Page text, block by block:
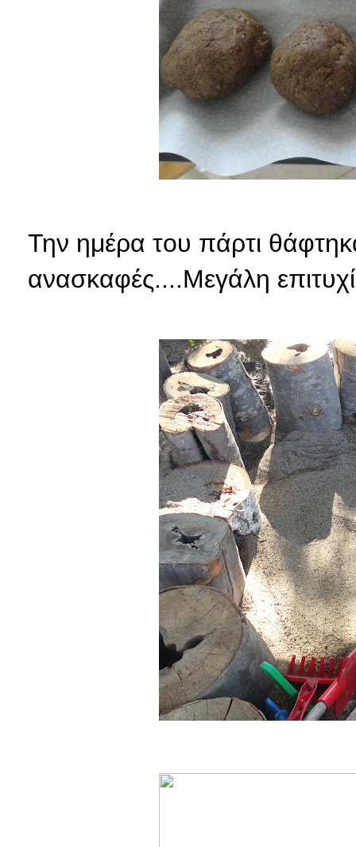
Την ημέρα του πάρτι
ανασκαφές....Μεγάλη